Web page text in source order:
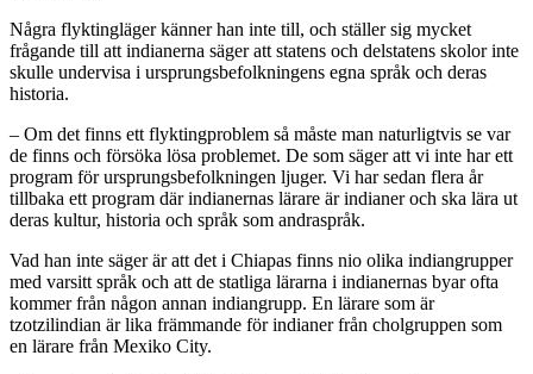
Några flyktingläger känner han inte till, och ställer sig mycket
frågande till att indianerna säger att statens och delstatens skolor inte
skulle undervisa i ursprungsbefolkningens egna språk och deras
historia.
– Om det finns ett flyktingproblem så måste man naturligtvis se var
de finns och försöka lösa problemet. De som säger att vi inte har ett
program för ursprungsbefolkningen ljuger. Vi har sedan flera år
tillbaka ett program där indianernas lärare är indianer och ska lära ut
deras kultur, historia och språk som andraspråk.
Vad han inte säger är att det i Chiapas finns nio olika indiangrupper
med varsitt språk och att de statliga lärarna i indianernas byar ofta
kommer från någon annan indiangrupp. En lärare som är
tzotzilindian är lika främmande för indianer från cholgruppen som
en lärare från Mexiko City.